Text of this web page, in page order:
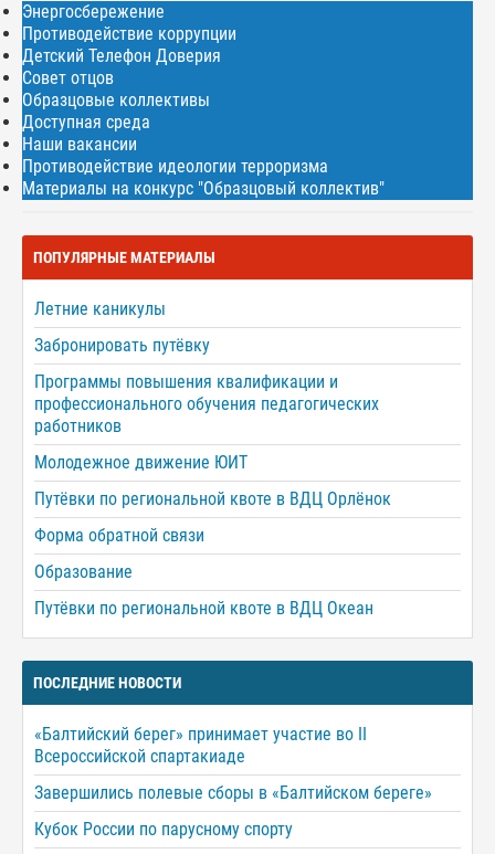
Энергосбережение
Противодействие коррупции
Детский Телефон Доверия
Совет отцов
Образцовые коллективы
Доступная среда
Наши вакансии
Противодействие идеологии терроризма
Материалы на конкурс "Образцовый коллектив"
ПОПУЛЯРНЫЕ МАТЕРИАЛЫ
Летние каникулы
Забронировать путёвку
Программы повышения квалификации и
профессионального обучения педагогических
работников
Молодежное движение ЮИТ
Путёвки по региональной квоте в ВДЦ Орлёнок
Форма обратной связи
Образование
Путёвки по региональной квоте в ВДЦ Океан
ПОСЛЕДНИЕ НОВОСТИ
«Балтийский берег» принимает участие во II
Всероссийской спартакиаде
Завершились полевые сборы в «Балтийском береге»
Кубок России по парусному спорту